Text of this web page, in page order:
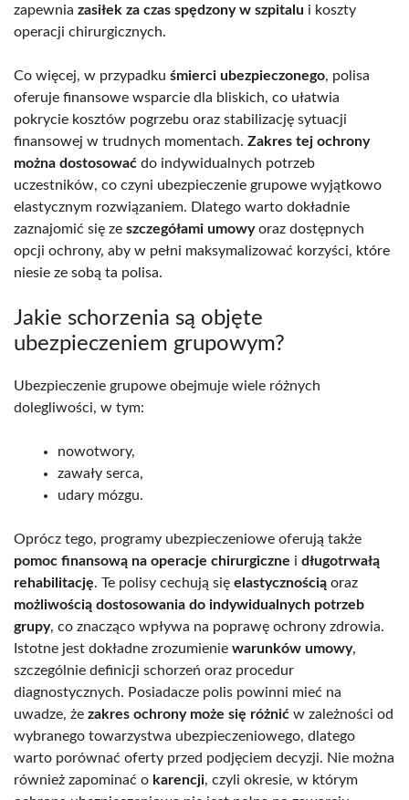
zapewnia zasiłek za czas spędzony w szpitalu i koszty
operacji chirurgicznych.
Co więcej, w przypadku śmierci ubezpieczonego, polisa
oferuje finansowe wsparcie dla bliskich, co ułatwia
pokrycie kosztów pogrzebu oraz stabilizację sytuacji
finansowej w trudnych momentach. Zakres tej ochrony
można dostosować do indywidualnych potrzeb
uczestników, co czyni ubezpieczenie grupowe wyjątkowo
elastycznym rozwiązaniem. Dlatego warto dokładnie
zaznajomić się ze szczegółami umowyoraz dostępnych
opcji ochrony, aby w pełni maksymalizować korzyści, które
niesie ze sobą ta polisa.
Jakie schorzenia są objęte
ubezpieczeniem grupowym?
Ubezpieczenie grupowe obejmuje wiele różnych
dolegliwości, w tym:
nowotwory,
zawały serca,
udary mózgu.
Oprócz tego, programy ubezpieczeniowe oferują także
pomoc finansową na operacje chirurgiczne i długotrwałą
rehabilitację. Te polisy cechują się elastycznością oraz
możliwością dostosowania do indywidualnych potrzeb
grupy, co znacząco wpływa na poprawę ochrony zdrowia.
Istotne jest dokładne zrozumienie warunków umowy,
szczególnie definicji schorzeń oraz procedur
diagnostycznych. Posiadacze polis powinni mieć na
uwadze, że zakres ochrony może się różnić w zależności od
wybranego towarzystwa ubezpieczeniowego, dlatego
warto porównać oferty przed podjęciem decyzji. Nie można
również zapominać o karencji, czyli okresie, w którym